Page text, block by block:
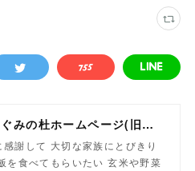
【公式】めぐみの杜ホームページ(旧自然食工房）
謝して 大切な家族にとびきり
を食べてもらいたい 玄米や野菜